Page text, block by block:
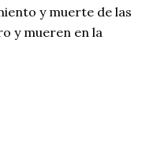
y muerte de las
y mueren en la